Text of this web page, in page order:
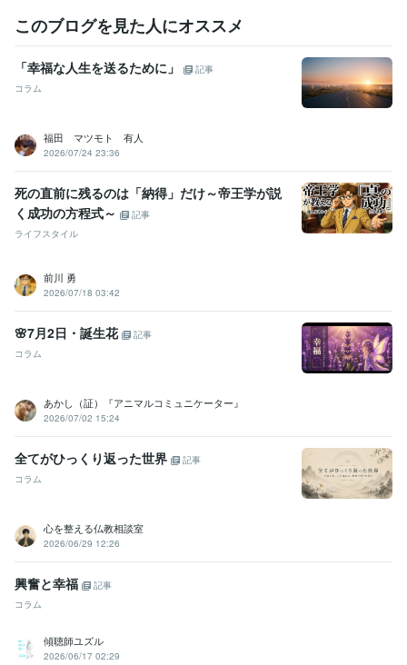
このブログを見た人にオススメ
「幸福な人生を送るために」
記事
コラム
福田 マツモト 有人
2026/07/24 23:36
死の直前に残るのは「納得」だけ～帝王学が説
く成功の方程式～
記事
ライフスタイル
前川 勇
2026/07/18 03:42
🌸7月2日・誕生花
記事
コラム
あかし（証）『アニマルコミュニケーター』
2026/07/02 15:24
全てがひっくり返った世界
記事
コラム
心を整える仏教相談室
2026/06/29 12:26
興奮と幸福
記事
コラム
傾聴師ユズル
2026/06/17 02:29